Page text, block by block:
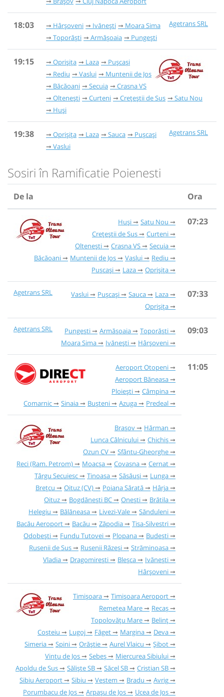
18:03 Agetrans SRL
Hârșoveni Ivănești
Moara Sima
Toporăști
Armășoaia Pungești
19:15 Oprișița Laza
Pușcași
Rediu
Vaslui
Muntenii de Jos
Băcăoani
Secuia
Crasna VS
Oltenești
Curteni Crețeștii de Sus
Satu Nou
Huși
19:38 Agetrans SRL
Oprișița Laza Sauca
Pușcași
Vaslui
Sosiri în Ramificatie Poienesti
De la Ora
Huși
Satu Nou
Crețeștii de Sus
Curteni
Oltenești
Crasna VS
Secuia
Băcăoani
Muntenii de Jos Vaslui
Rediu
Pușcași
Laza Oprișița
07:23
Agetrans SRL Vaslui Pușcași Sauca
Laza
Oprișița
07:33
Agetrans SRL Pungești Armășoaia
Toporăști
Moara Sima
Ivănești Hârșoveni
09:03
Aeroport Otopeni
Aeroport Băneasa
Ploiești
Câmpina
Comarnic
Sinaia Bușteni Azuga Predeal
11:05
Brașov
Hărman
Lunca Câlnicului
Chichiș
Ozun CV
Sfântu-Gheorghe
Reci (Ram. Petrom)
Moacșa Covasna
Cernat
Târgu Secuiesc
Tinoasa Săsăuși
Lunga
Brețcu
Oituz (CV) Poiana Sărată
Hârja
Oituz
Bogdănești BC Onești
Brătila
Helegiu
Bălăneasa Livezi-Vale
Sănduleni
Bacău Aeroport
Bacău Zăpodia
Tisa-Silvestri
Odobești
Fundu Tutovei Plopana
Budești
Rusenii de Sus
Rusenii Răzeși
Străminoasa
Vladia
Dragomirești Bleșca
Ivănești
Hârșoveni
Timișoara
Timișoara Aeroport
Remetea Mare
Recaș
Topolovățu Mare
Belinț
Coșteiu
Lugoj Făget Margina
Deva
Simeria
Spini Orăștie Aurel Vlaicu
Șibot
Vințu de Jos
Sebeș
Miercurea Sibiului
Apoldu de Sus
Săliște SB Săcel SB
Cristian SB
Sibiu Aeroport
Sibiu Veștem Bradu
Avrig
Porumbacu de Jos
Arpașu de Jos
Ucea de Jos